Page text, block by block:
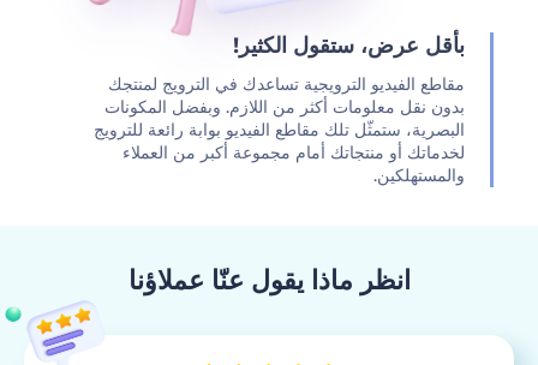
بأقل عرض، ستقول الكثير!
مقاطع الفيديو الترويجية تساعدك في الترويج لمنتجك
بدون نقل معلومات أكثر من اللازم. وبفضل المكونات
البصرية، ستمثّل تلك مقاطع الفيديو بوابة رائعة للترويج
لخدماتك أو منتجاتك أمام مجموعة أكبر من العملاء
والمستهلكين.
انظر ماذا يقول عنّا عملاؤنا